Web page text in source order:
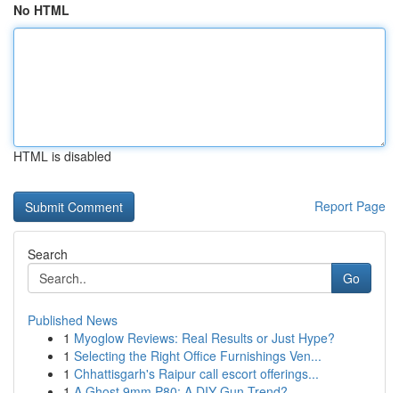
No HTML
HTML is disabled
Report Page
Search
Go
Published News
1 Myoglow Reviews: Real Results or Just Hype?
1 Selecting the Right Office Furnishings Ven...
1 Chhattisgarh's Raipur call escort offerings...